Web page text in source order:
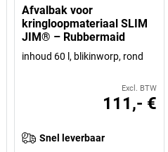
Afvalbak voor
kringloopmateriaal SLIM
JIM® – Rubbermaid
inhoud 60 l, blikinworp, rond
Excl. BTW
111,- €
Snel leverbaar